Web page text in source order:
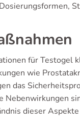
für Testogel
wie
das
Nebenwirkungen
dieser Aspekte